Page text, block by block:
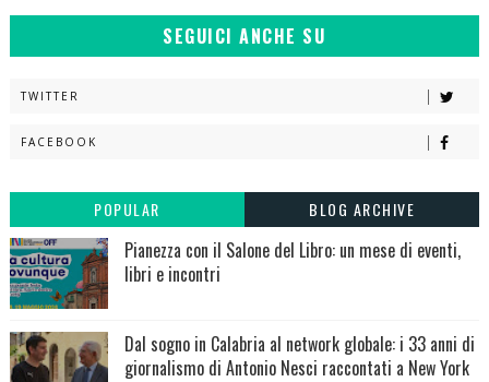
SEGUICI ANCHE SU
TWITTER
FACEBOOK
POPULAR BLOG ARCHIVE
Pianezza con il Salone del Libro: un mese di eventi,
libri e incontri
Dal sogno in Calabria al network globale: i 33 anni di
giornalismo di Antonio Nesci raccontati a New York